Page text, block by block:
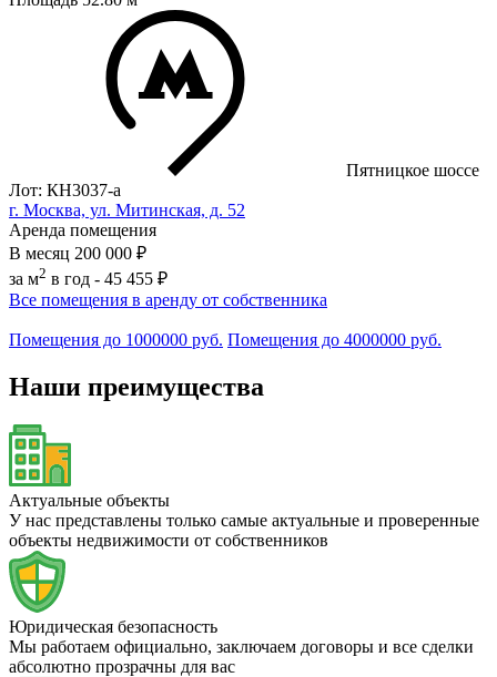
Пятницкое шоссе
Лот: КН3037-a
г. Москва, ул. Митинская, д. 52
Аренда помещения
В месяц 200 000 ₽
за м2 в год - 45 455 ₽
Все помещения в аренду от собственника
Помещения до 1000000 руб. Помещения до 4000000 руб.
Наши преимущества
Актуальные объекты
У нас представлены только самые актуальные и проверенные
объекты недвижимости от собственников
Юридическая безопасность
Мы работаем официально, заключаем договоры и все сделки
абсолютно прозрачны для вас